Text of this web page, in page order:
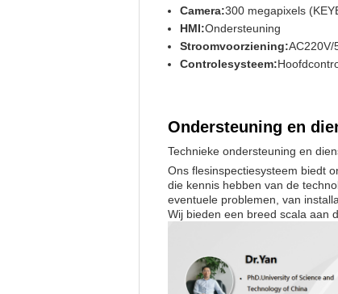
Camera:300 megapixels
HMI:Ondersteuning
Stroomvoorziening:AC220V/
Controlesysteem:
Ondersteuning en
Technieke ondersteuning en
Ons flesinspectiesysteem biedt
die kennis hebben van de
eventuele problemen, van
Wij bieden een breed scala aan